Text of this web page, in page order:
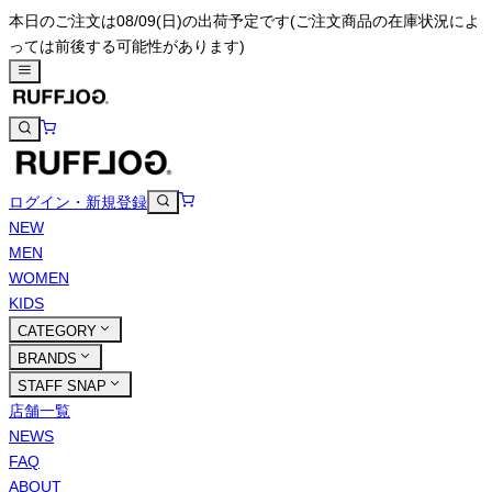
本日のご注文は08/09(日)の出荷予定です(ご注文商品の在庫状況によ
っては前後する可能性があります)
ログイン・新規登録
NEW
MEN
WOMEN
KIDS
CATEGORY
BRANDS
STAFF SNAP
店舗一覧
NEWS
FAQ
ABOUT